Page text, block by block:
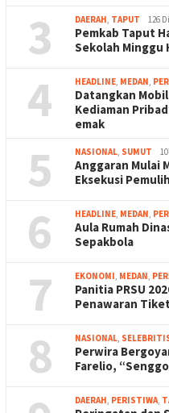
3 DAERAH, TAPUT 126
Pemkab Taput
Sekolah Minggu
4 HEADLINE, MEDAN,
Datangkan
Kediaman
emak
5 NASIONAL, SUMUT
Anggaran Mulai
Eksekusi
6 HEADLINE, MEDAN,
Aula Rumah
Sepakbola
7 EKONOMI, MEDAN,
Panitia PRSU
Penawaran
8 NASIONAL,
Perwira
Farelio,
DAERAH, PERISTIWA,